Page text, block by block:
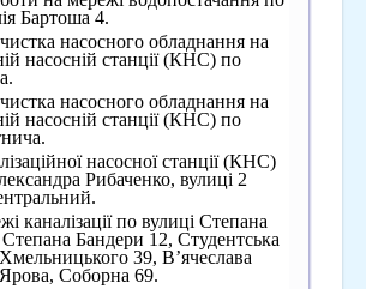
Бартоша 4.
насосного обладнання на
насосній станції (КНС) по
насосного обладнання на
насосній станції (КНС) по
насосної станції (КНС)
Рибаченко, вулиці 2
каналізації по вулиці Степана
Бандери 12, Студентська
39, В’ячеслава
Соборна 69.